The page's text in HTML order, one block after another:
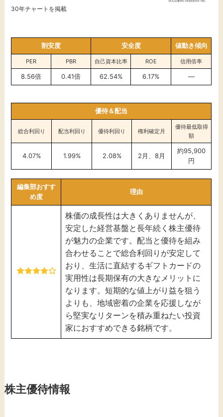
30年チャートを掲載
割安度 安全度 値動き傾向
PER PBR 自己資本比率 ROE 信用倍率
8.56倍 0.41倍 62.54% 6.17% ―
優待＆配当
総合利回り 配当利回り 優待利回り 権利確定月
優待最低取得
額
4.07% 1.99% 2.08% 2月、8月
約95,900
円
編集部おすす
め度
理由
株価の成長性は大きくありませんが、
安定した経営基盤と長年続く株主優待
が魅力の企業です。配当と優待を組み
合わせることで総合利回りが安定して
おり、生活に直結するギフトカードの
実用性は長期保有の大きなメリットに
なります。短期的な値上がり益を狙う
よりも、地域密着の企業を応援しなが
ら堅実なリターンを積み重ねたい投資
家におすすめできる銘柄です。
株主優待情報